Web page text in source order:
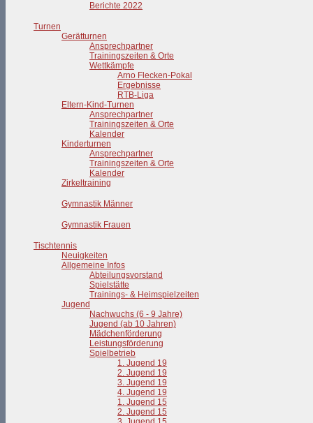
Berichte 2022
Turnen
Gerätturnen
Ansprechpartner
Trainingszeiten & Orte
Wettkämpfe
Arno Flecken-Pokal
Ergebnisse
RTB-Liga
Eltern-Kind-Turnen
Ansprechpartner
Trainingszeiten & Orte
Kalender
Kinderturnen
Ansprechpartner
Trainingszeiten & Orte
Kalender
Zirkeltraining
Gymnastik Männer
Gymnastik Frauen
Tischtennis
Neuigkeiten
Allgemeine Infos
Abteilungsvorstand
Spielstätte
Trainings- & Heimspielzeiten
Jugend
Nachwuchs (6 - 9 Jahre)
Jugend (ab 10 Jahren)
Mädchenförderung
Leistungsförderung
Spielbetrieb
1. Jugend 19
2. Jugend 19
3. Jugend 19
4. Jugend 19
1. Jugend 15
2. Jugend 15